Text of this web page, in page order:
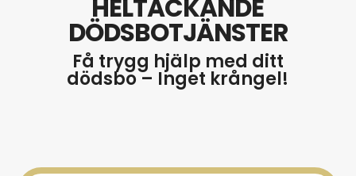
HELTÄCKANDE
DÖDSBOTJÄNSTER
Få trygg hjälp med ditt
dödsbo – Inget krångel!